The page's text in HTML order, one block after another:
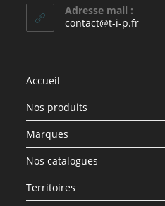
Adresse mail :
contact@t-i-p.fr
Accueil
Nos produits
Marques
Nos catalogues
Territoires